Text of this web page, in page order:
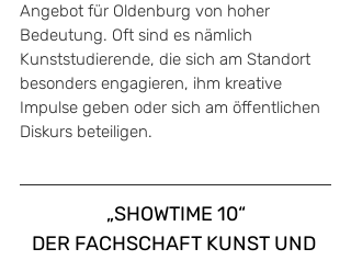
Angebot für Oldenburg von hoher
Bedeutung. Oft sind es nämlich
Kunststudierende, die sich am Standort
besonders engagieren, ihm kreative
Impulse geben oder sich am öffentlichen
Diskurs beteiligen.
„SHOWTIME 10“
DER FACHSCHAFT KUNST UND